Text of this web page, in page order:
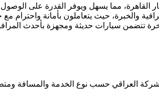
مما يسهل ويوفر القدرة على
والخبرة، حيث يتعاملون بأمانة
تتضمن سيارات حديثة ومجهزة بأحدث
العراقي حسب نوع الخدمة والمسافة